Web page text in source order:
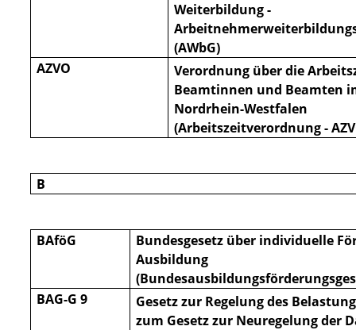
Weiterbildung -
Arbeitneh
(AWbG)
AZVO
Verordnung über die
Beamtinnen und Beamten
Nordrhein-Westfalen
(Arbeitszeitverordnung -
B
BAföG
Bundesgesetz über individuelle
Ausbildung
BAG-G 9
Gesetz zur Regelung des
zum Gesetz zur Neuregelung der